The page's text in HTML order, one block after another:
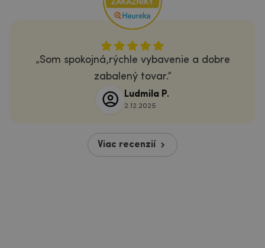
Som spokojná,rýchle vybavenie a dobre
zabalený tovar.
Ludmila P.
2.12.2025
Viac recenzií